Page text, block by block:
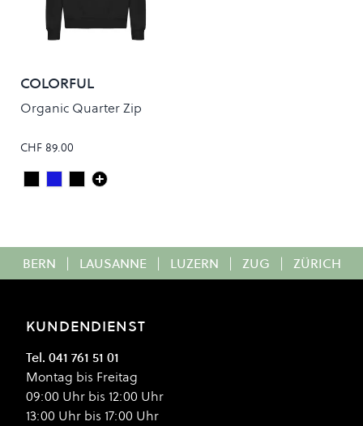
COLORFUL
STANDARD
Organic Quarter Zip
CHF 89.00
Colour
Deep Black
Steel Blue
Faded Black
BERN | LAUSANNE | LUZERN | ZUG | ZÜRICH
KUNDENDIENST
Tel. 041 761 51 01
Montag bis Freitag
09:00 Uhr bis 12:00 Uhr
13:00 Uhr bis 17:00 Uhr